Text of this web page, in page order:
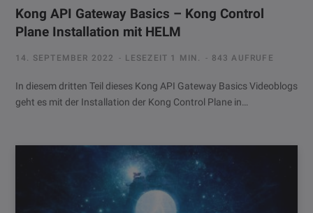
Kong API Gateway Basics – Kong Control
Plane Installation mit HELM
14. SEPTEMBER 2022 LESEZEIT 1 MIN. 843 AUFRUFE
In diesem dritten Teil dieses Kong API Gateway Basics Videoblogs
geht es mit der Installation der Kong Control Plane in…